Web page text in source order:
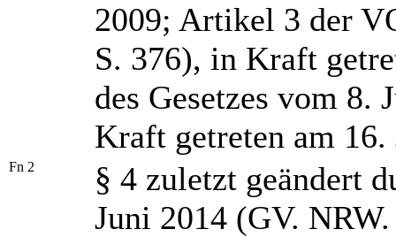
2009; Artikel 3 der
S. 376), in Kraft
des Gesetzes vom 8.
Kraft getreten am
Fn 2
§ 4 zuletzt geändert
Juni 2014 (GV.